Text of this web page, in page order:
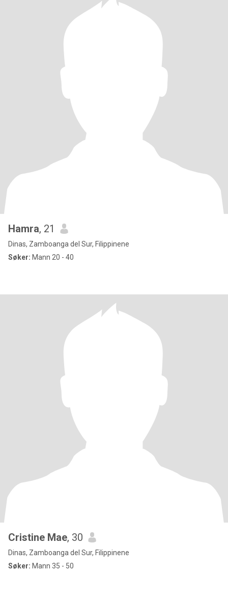
Hamra, 21
Dinas, Zamboanga del Sur, Filippinene
Søker: Mann 20 - 40
Cristine Mae, 30
Dinas, Zamboanga del Sur, Filippinene
Søker: Mann 35 - 50